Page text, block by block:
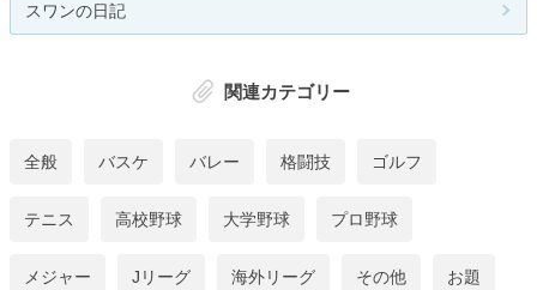
スワンの日記
関連カテゴリー
全般 バスケ バレー 格闘技 ゴルフ
テニス 高校野球 大学野球 プロ野球
メジャー Jリーグ 海外リーグ その他 お題